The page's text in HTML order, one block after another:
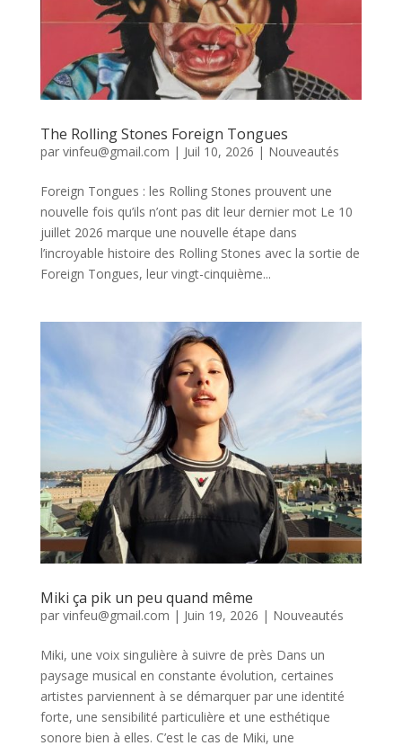
The Rolling Stones Foreign Tongues
par vinfeu@gmail.com | Juil 10, 2026 | Nouveautés
Foreign Tongues : les Rolling Stones prouvent une
nouvelle fois qu’ils n’ont pas dit leur dernier mot Le 10
juillet 2026 marque une nouvelle étape dans
l’incroyable histoire des Rolling Stones avec la sortie de
Foreign Tongues, leur vingt-cinquième...
Miki ça pik un peu quand même
par vinfeu@gmail.com | Juin 19, 2026 | Nouveautés
Miki, une voix singulière à suivre de près Dans un
paysage musical en constante évolution, certaines
artistes parviennent à se démarquer par une identité
forte, une sensibilité particulière et une esthétique
sonore bien à elles. C’est le cas de Miki, une